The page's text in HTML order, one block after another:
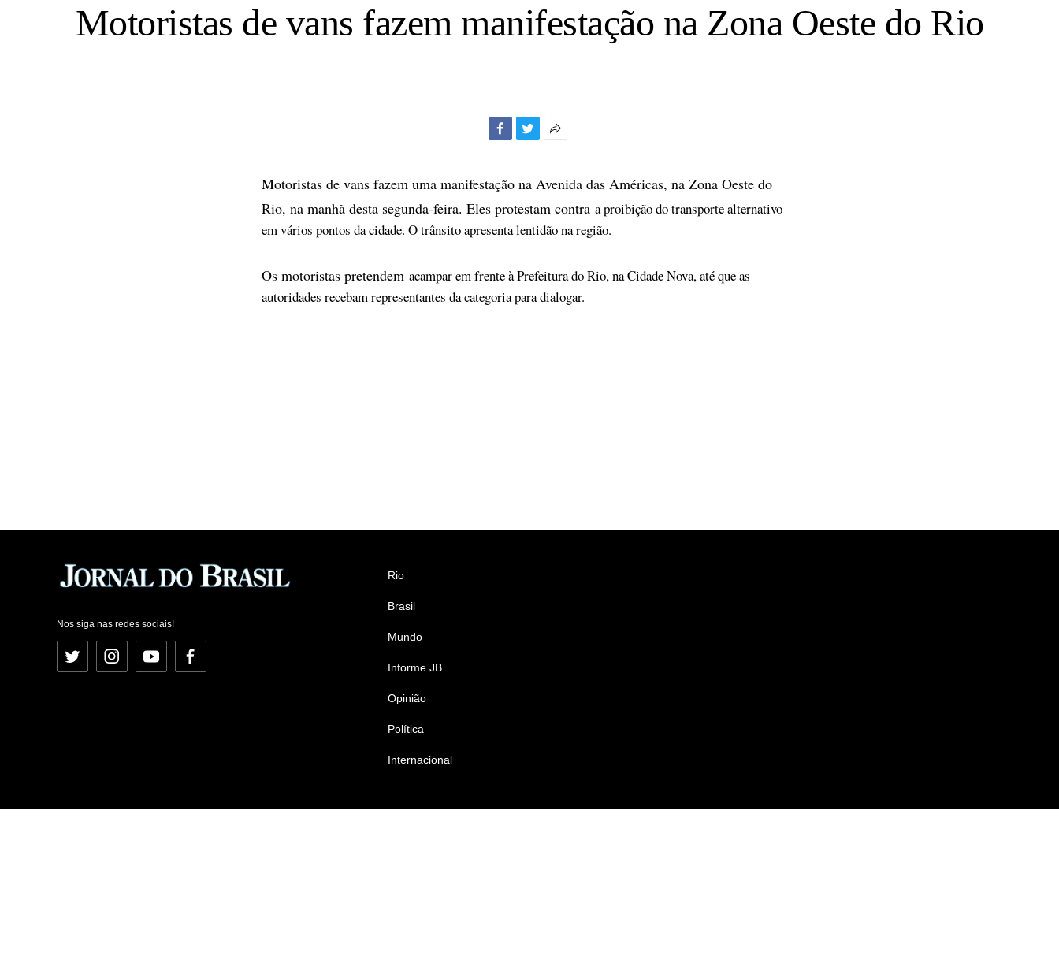
Motoristas de vans fazem manifestação na Zona Oeste do Rio
compartilhamento
Motoristas de vans fazem uma manifestação na Avenida das Américas, na Zona Oeste do
Rio, na manhã desta segunda-feira. Eles protestam contra a proibição do transporte alternativo
em vários pontos da cidade. O trânsito apresenta lentidão na região.
Os motoristas pretendem acampar em frente à Prefeitura do Rio, na Cidade Nova, até que as
autoridades recebam representantes da categoria para dialogar.
Nos siga nas redes sociais!
Twitter InstagramYouTubeFacebook
Rio
Brasil
Mundo
Informe JB
Opinião
Política
Internacional